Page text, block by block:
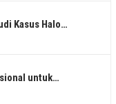
Kasus Halo…
untuk…